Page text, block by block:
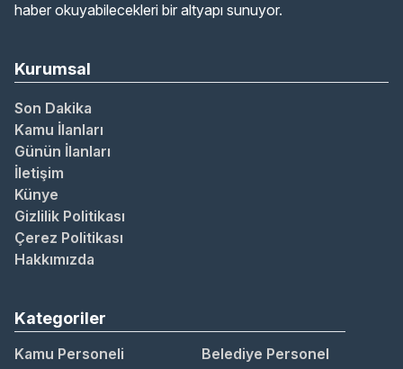
haber okuyabilecekleri bir altyapı sunuyor.
Kurumsal
Son Dakika
Kamu İlanları
Günün İlanları
İletişim
Künye
Gizlilik Politikası
Çerez Politikası
Hakkımızda
Kategoriler
Kamu Personeli
Belediye Personel